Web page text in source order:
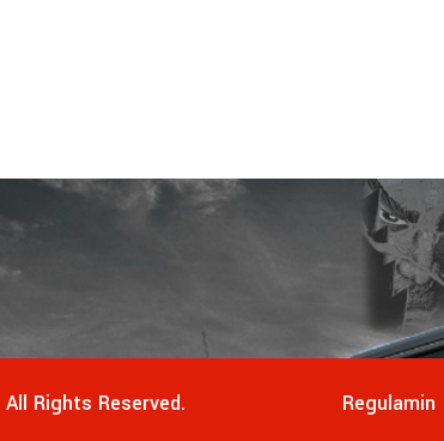
All Rights Reserved. Regulamin